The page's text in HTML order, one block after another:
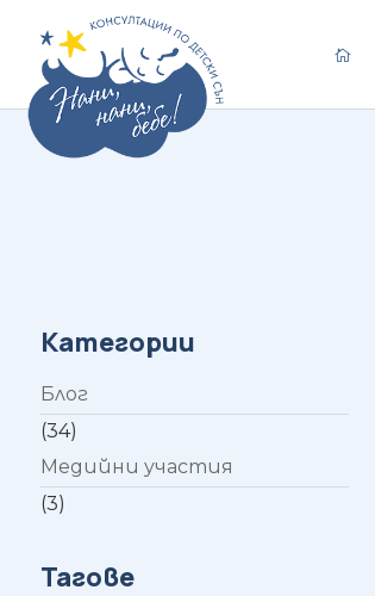

Категории
Блог
(34)
Медийни участия
(3)
Тагове